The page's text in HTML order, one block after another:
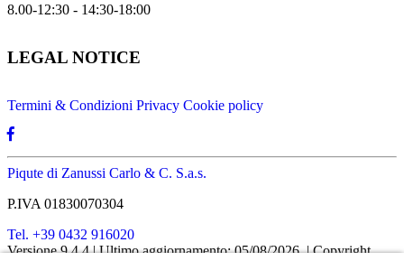
8.00-12:30 - 14:30-18:00
LEGAL NOTICE
Termini & Condizioni Privacy Cookie policy
Piqute di Zanussi Carlo & C. S.a.s.
P.IVA 01830070304
Tel. +39 0432 916020
Versione 9.4.4 | Ultimo aggiornamento: 05/08/2026 | Copyright